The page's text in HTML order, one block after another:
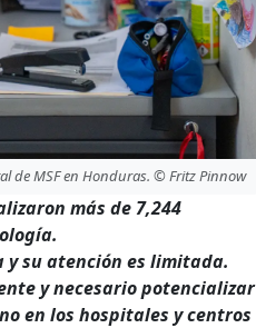
de MSF en Honduras. © Fritz Pinnow
más de 7,244
y su atención es limitada.
y necesario potencializar
en los hospitales y centros